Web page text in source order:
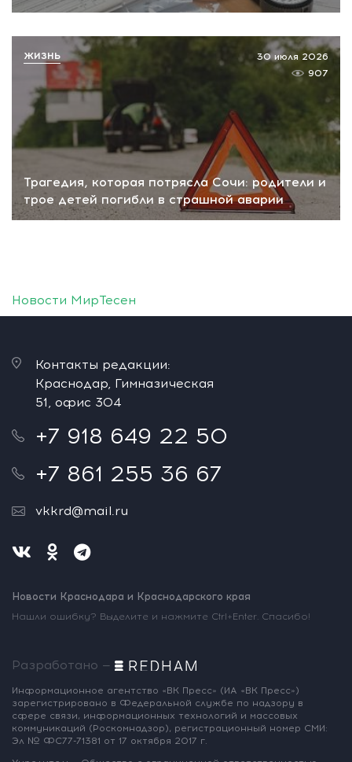
Трагедия, которая потрясла Сочи: родители и
трое детей погибли в страшной аварии
30 июля 2026
907
ЖИЗНЬ
Новости МирТесен
Контакты редакции:
Краснодар, Гимназическая
51, офис 304
+7 918 649 22 50
+7 861 255 36 67
vkkrd@mail.ru
Новости Краснодара и Краснодарского края
Нашли ошибку? Выделите и нажмите Ctrl+Enter. Спасибо!
Разработано —
Информационное агентство «ВК Пресс» (ИА «ВК Пресс»)
зарегистрировано в Федеральной службе по надзору в
сфере связи, информационных технологий и массовых
коммуникаций (Роскомнадзор), регистрационный номер СМИ:
Эл № ФС77-71381 от 17 октября 2017 г.